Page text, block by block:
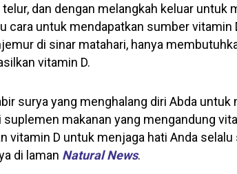
telur, dan dengan melangkah keluar untuk
cara untuk mendapatkan sumber vitamin
di sinar matahari, hanya
vitamin D.
surya yang menghalang diri Abda untuk
makanan yang mengandung
vitamin D untuk menjaga hati Anda
di laman Natural News.